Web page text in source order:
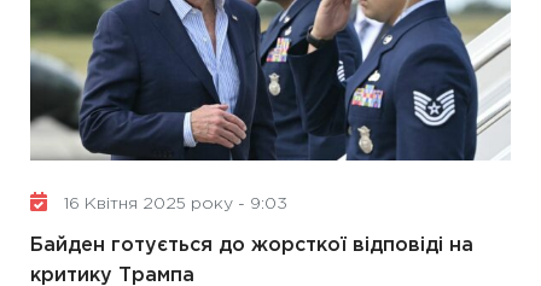
16 Квітня 2025 року - 9:03
Байден готується до жорсткої відповіді на
критику Трампа